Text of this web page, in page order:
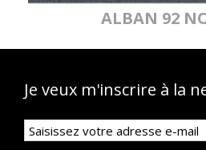
ALBAN 92
Je veux m'inscrire à la